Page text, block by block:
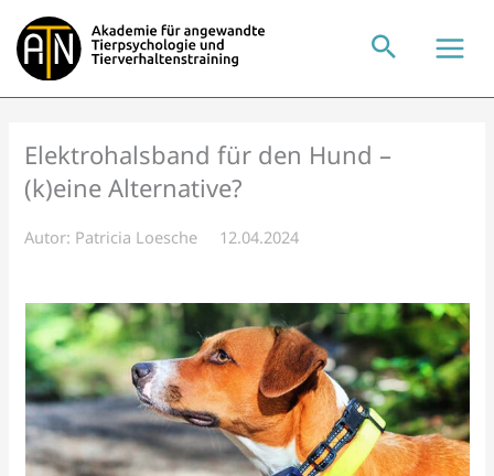
Inhalt
springen
Elektrohalsband für den Hund –
(k)eine Alternative?
Autor: Patricia Loesche 12.04.2024